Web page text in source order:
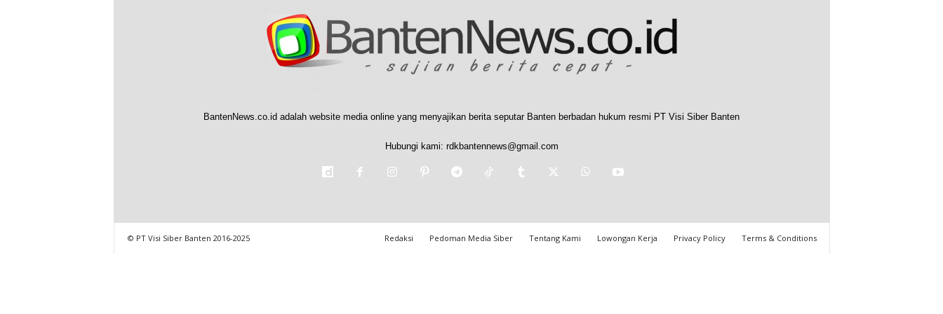
BantenNews.co.id adalah website media online yang menyajikan berita seputar Banten berbadan hukum resmi PT Visi Siber Banten
Hubungi kami: rdkbantennews@gmail.com
Redaksi Pedoman Media Siber Tentang Kami Lowongan Kerja Privacy Policy Terms & Conditions
© PT Visi Siber Banten 2016-2025